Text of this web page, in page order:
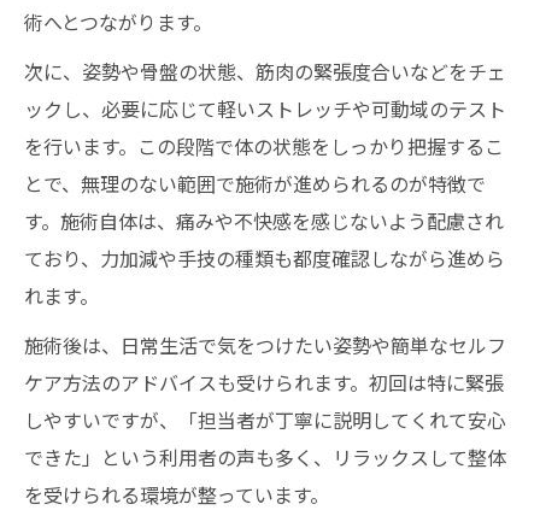
術へとつながります。
次に、姿勢や骨盤の状態、筋肉の緊張度合いなどをチェ
ックし、必要に応じて軽いストレッチや可動域のテスト
を行います。この段階で体の状態をしっかり把握するこ
とで、無理のない範囲で施術が進められるのが特徴で
す。施術自体は、痛みや不快感を感じないよう配慮され
ており、力加減や手技の種類も都度確認しながら進めら
れます。
施術後は、日常生活で気をつけたい姿勢や簡単なセルフ
ケア方法のアドバイスも受けられます。初回は特に緊張
しやすいですが、「担当者が丁寧に説明してくれて安心
できた」という利用者の声も多く、リラックスして整体
を受けられる環境が整っています。